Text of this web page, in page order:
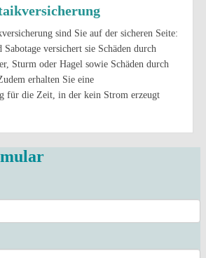
sind Sie auf der sicheren Seite:
Sabotage versichert sie Schäden durch
Sturm oder Hagel sowie Schäden durch
erhalten Sie eine
für die Zeit, in der kein Strom erzeugt